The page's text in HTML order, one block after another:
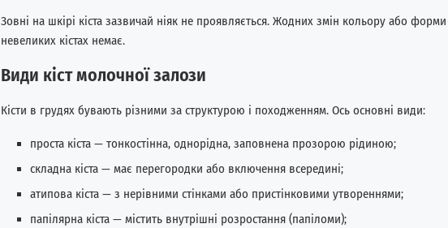
Зовні на шкірі кіста зазвичай ніяк не проявляється. Жодних змін кольору або
невеликих кістах немає.
Види кіст молочної залози
Кісти в грудях бувають різними за структурою і походженням. Ось основні види:
проста кіста — тонкостінна, однорідна, заповнена прозорою рідиною;
складна кіста — має перегородки або включення всередині;
атипова кіста — з нерівними стінками або пристінковими утвореннями;
папілярна кіста — містить внутрішні розростання (папіломи);